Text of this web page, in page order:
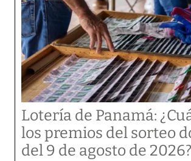
Lotería de Panamá:
los premios del sorteo
del 9 de agosto de 2026?